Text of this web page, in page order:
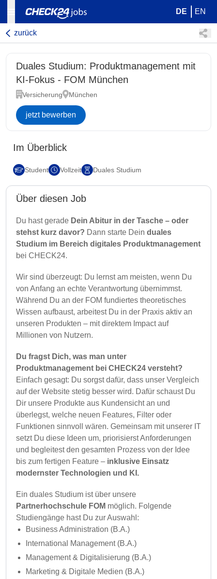
DE EN
zurück
Duales Studium: Produktmanagement mit
KI-Fokus - FOM München
Versicherung München
jetzt bewerben
Im Überblick
Student Vollzeit Duales Studium
Über diesen Job
Du hast gerade Dein Abitur in der Tasche – oder
stehst kurz davor? Dann starte Dein duales
Studium im Bereich digitales Produktmanagement
bei CHECK24.
Wir sind überzeugt: Du lernst am meisten, wenn Du
von Anfang an echte Verantwortung übernimmst.
Während Du an der FOM fundiertes theoretisches
Wissen aufbaust, arbeitest Du in der Praxis aktiv an
unseren Produkten – mit direktem Impact auf
Millionen von Nutzern.
Du fragst Dich, was man unter
Produktmanagement bei CHECK24 versteht?
Einfach gesagt: Du sorgst dafür, dass unser Vergleich
auf der Website stetig besser wird. Dafür schaust Du
Dir unsere Produkte aus Kundensicht an und
überlegst, welche neuen Features, Filter oder
Funktionen sinnvoll wären. Gemeinsam mit unserer IT
setzt Du diese Ideen um, priorisierst Anforderungen
und begleitest den gesamten Prozess von der Idee
bis zum fertigen Feature – inklusive Einsatz
modernster Technologien und KI.
Ein duales Studium ist über unsere
Partnerhochschule FOM möglich. Folgende
Studiengänge hast Du zur Auswahl:
Business Administration (B.A.)
International Management (B.A.)
Management & Digitalisierung (B.A.)
Marketing & Digitale Medien (B.A.)